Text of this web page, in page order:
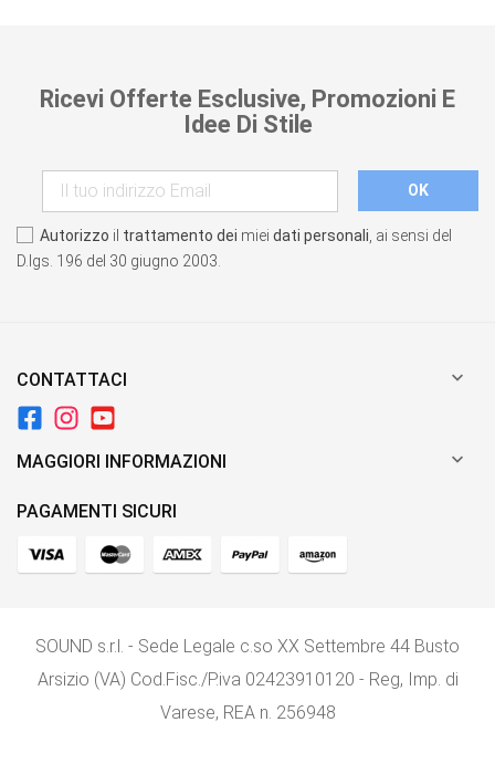
Ricevi Offerte Esclusive, Promozioni E
Idee Di Stile
Autorizzo il trattamento dei miei dati personali , ai sensi del
D.lgs. 196 del 30 giugno 2003.
CONTATTACI 
MAGGIORI INFORMAZIONI 
PAGAMENTI SICURI
SOUND s.r.l. - Sede Legale c.so XX Settembre 44 Busto
Arsizio (VA) Cod.Fisc./P.iva 02423910120 - Reg, Imp. di
Varese, REA n. 256948